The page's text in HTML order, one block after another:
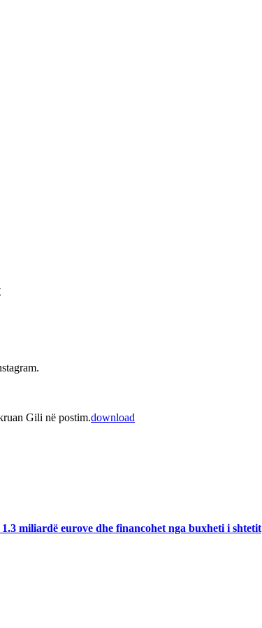
Gili në postim.download
miliardë eurove dhe financohet nga buxheti i shtetit